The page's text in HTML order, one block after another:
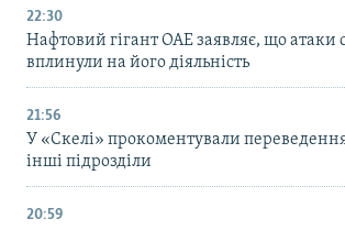
22:30
Нафтовий гігант ОАЕ заявляє, що атаки
вплинули на його діяльність
21:56
У «Скелі» прокоментували
інші підрозділи
20:59